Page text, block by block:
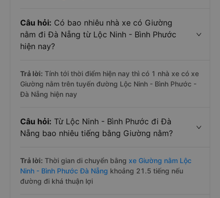
Câu hỏi: Có bao nhiêu nhà xe có Giường
nằm đi Đà Nẵng từ Lộc Ninh - Bình Phước
hiện nay?
Trả lời: Tính tới thời điểm hiện nay thì có 1 nhà xe có xe
Giường nằm trên tuyến đường Lộc Ninh - Bình Phước -
Đà Nẵng hiện nay
Câu hỏi: Từ Lộc Ninh - Bình Phước đi Đà
Nẵng bao nhiêu tiếng bằng Giường nằm?
Trả lời: Thời gian di chuyển bằng xe Giường nằm Lộc
Ninh - Bình Phước Đà Nẵng khoảng 21.5 tiếng nếu
đường đi khá thuận lợi